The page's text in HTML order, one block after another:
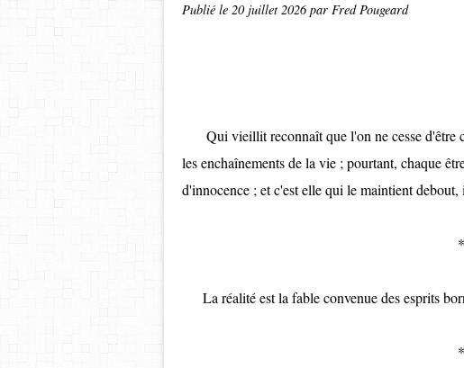
Publié le 20 juillet 2026par Fred Pougeard
Qui vieillit reconnaît que l'on ne cesse d'être
les enchaînements de la vie ; pourtant, chaque
d'innocence ; et c'est elle qui le maintient
*
La réalité est la fable convenue des esprits
*